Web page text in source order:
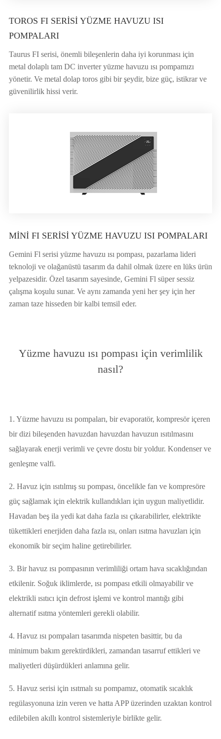
TOROS FI SERISI YÜZME HAVUZU ISI
POMPALARI
Taurus FI serisi, önemli bileşenlerin daha iyi korunması için
metal dolaplı tam DC inverter yüzme havuzu ısı pompamızı
yönetir. Ve metal dolap toros gibi bir şeydir, bize güç, istikrar ve
güvenilirlik hissi verir.
MINI FI SERISI YÜZME HAVUZU ISI POMPALARI
Gemini Fl serisi yüzme havuzu ısı pompası, pazarlama lideri
teknoloji ve olağanüstü tasarım da dahil olmak üzere en lüks ürün
yelpazesidir. Özel tasarım sayesinde, Gemini Fl süper sessiz
çalışma koşulu sunar. Ve aynı zamanda yeni her şey için her
zaman taze hisseden bir kalbi temsil eder.
Yüzme havuzu ısı pompası için verimlilik
nasıl?
1. Yüzme havuzu ısı pompaları, bir evaporatör, kompresör içeren
bir dizi bileşenden havuzdan havuzdan havuzun ısıtılmasını
sağlayarak enerji verimli ve çevre dostu bir yoldur. Kondenser ve
genleşme valfi.
2. Havuz için ısıtılmış su pompası, öncelikle fan ve kompresöre
güç sağlamak için elektrik kullandıkları için uygun maliyetlidir.
Havadan beş ila yedi kat daha fazla ısı çıkarabilirler, elektrikte
tükettikleri enerjiden daha fazla ısı, onları ısıtma havuzları için
ekonomik bir seçim haline getirebilirler.
3. Bir havuz ısı pompasının verimliliği ortam hava sıcaklığından
etkilenir. Soğuk iklimlerde, ısı pompası etkili olmayabilir ve
elektrikli ısıtıcı için defrost işlemi ve kontrol mantığı gibi
alternatif ısıtma yöntemleri gerekli olabilir.
4. Havuz ısı pompaları tasarımda nispeten basittir, bu da
minimum bakım gerektirdikleri, zamandan tasarruf ettikleri ve
maliyetleri düşürdükleri anlamına gelir.
5. Havuz serisi için ısıtmalı su pompamız, otomatik sıcaklık
regülasyonuna izin veren ve hatta APP üzerinden uzaktan kontrol
edilebilen akıllı kontrol sistemleriyle birlikte gelir.